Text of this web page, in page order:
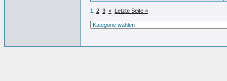
1 2 3 » Letzte Seite »